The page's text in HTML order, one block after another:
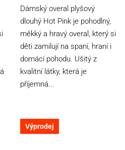
3,2
z
5
hvězdiček.
Dámský overal plyšový
dlouhý Hot Pink je pohodlný,
měkký a hravý overal, který si
děti zamilují na spaní, hraní i
domácí pohodu. Ušitý z
kvalitní látky, která je
příjemná...
Výprodej